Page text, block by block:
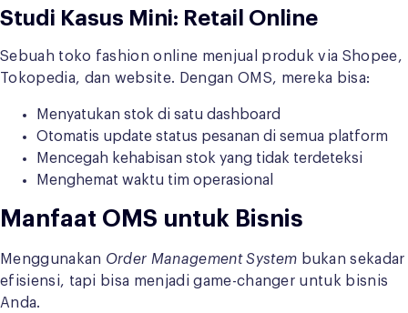
Studi Kasus Mini: Retail Online
Sebuah toko fashion online menjual produk via Shopee,
Tokopedia, dan website. Dengan OMS, mereka bisa:
Menyatukan stok di satu dashboard
Otomatis update status pesanan di semua platform
Mencegah kehabisan stok yang tidak terdeteksi
Menghemat waktu tim operasional
Manfaat OMS untuk Bisnis
Menggunakan Order Management System bukan sekadar
efisiensi, tapi bisa menjadi game-changer untuk bisnis
Anda.